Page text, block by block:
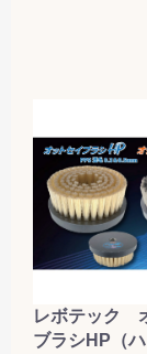
レボテック
ブラシHP（